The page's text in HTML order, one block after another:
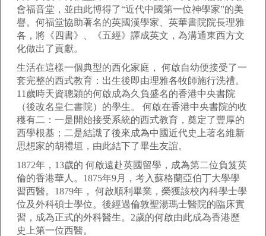
會福音堂，並由此博得了“近代中國第一位神學家”的美
譽。何福堂協助著名的英國漢學家、英華書院院長理雅
各，將《四書》、《五經》譯成英文，為溝通東西方文
化做出了貢獻。
生活在這樣一個典型的西化家庭， 何啟自幼便接受了一
套完整的西式教育：出生後即由理雅各牧師施行洗禮。
11歲時天資聰穎的何啟成為久負盛名的香港中央書院
（後改名皇仁書院）的學生。 何啟在香港中央書院的收
穫有二：一是開始接受系統的西式教育，奠定了豐厚的
西學根基；二是結識了後來成為中國近代史上著名維新
思想家的胡禮垣，由此結下了畢生友誼。
1872年，13歲的 何啟遠赴英國留學，成為第二位負笈英
倫的香港華人。1875年9月，考入蘇格蘭亞伯丁大學學
習西醫。1879年， 何啟順利畢業，榮獲該校內科學士學
位及外科碩士學位。後經過倫敦聖湯瑪士醫院的臨床實
習，成為正式的外科醫生。2歲的何啟由此成為香港歷
史上第一位西醫。